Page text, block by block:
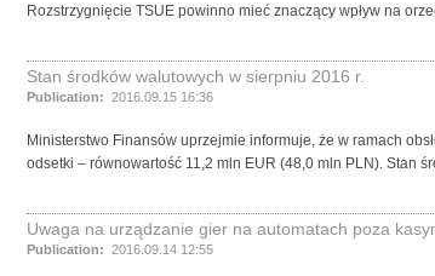
Rozstrzygnięcie TSUE powinno mieć znaczący wpływ na
Stan środków walutowych w sierpniu 2016 r.
Publication: 2016.09.15 16:36
Ministerstwo Finansów uprzejmie informuje, że w ramach
odsetki – równowartość 11,2 mln EUR (48,0 mln PLN). Stan
Uwaga na urządzanie gier na automatach poza
Publication: 2016.09.14 12:55